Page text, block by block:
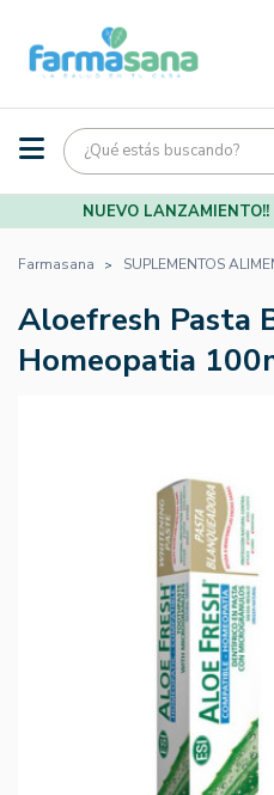
NUEVO
Farmasana SUPLEMENTOS
Aloefresh Pasta
Homeopatia